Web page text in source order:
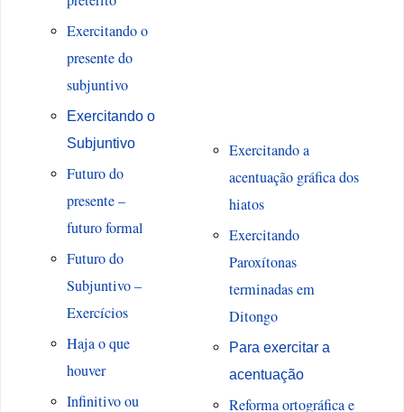
Exercitando o
presente do
subjuntivo
Exercitando o
Subjuntivo
Futuro do
presente –
futuro formal
Futuro do
Subjuntivo –
Exercícios
Haja o que
houver
Infinitivo ou
Exercitando a
acentuação gráfica dos
hiatos
Exercitando
Paroxítonas
terminadas em
Ditongo
Para exercitar a
acentuação
Reforma ortográfica e